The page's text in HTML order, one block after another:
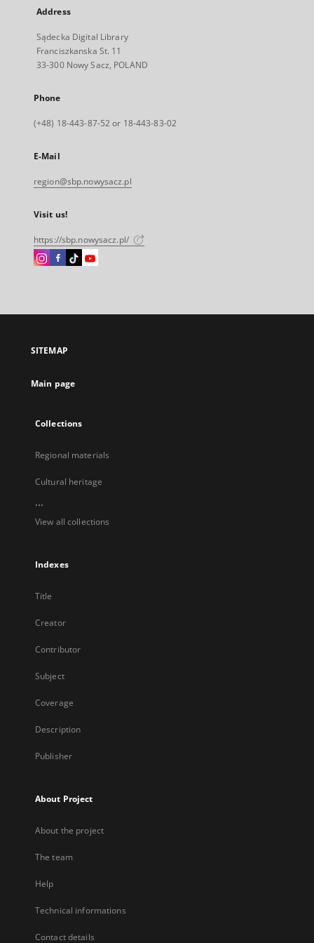
Address
Sądecka Digital Library
Franciszkanska St. 11
33-300 Nowy Sacz, POLAND
Phone
(+48) 18-443-87-52 or 18-443-83-02
E-Mail
region@sbp.nowysacz.pl
Visit us!
https://sbp.nowysacz.pl/
Instagram
open
new
Facebook
open
new
Instagram
open
new
Instagram
open
SITEMAP
Main page
Collections
Regional materials
Cultural heritage
...
View all collections
Indexes
Title
Creator
Contributor
Subject
Coverage
Description
Publisher
About Project
About the project
The team
Help
Technical informations
Contact details